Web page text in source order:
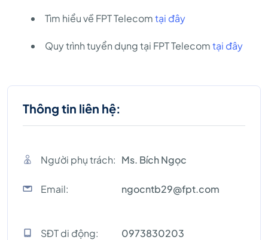
Tìm hiểu về FPT Telecomtại đây
Quy trình tuyển dụng tại FPT Telecomtại đây
Thông tin liên hệ:
Người phụ trách: Ms. Bích Ngọc
Email: ngocntb29@fpt.com
SĐT di động: 0973830203